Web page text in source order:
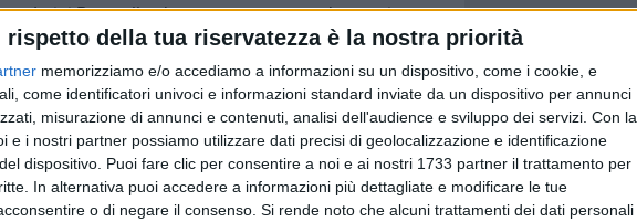
rispetto della tua riservatezza è la nostra priorità
memorizziamo e/o accediamo a informazioni su un dispositivo, come i cookie, e
come identificatori univoci e informazioni standard inviate da un dispositivo per annunci
misurazione di annunci e contenuti, analisi dell'audience e sviluppo dei servizi. Con la
e i nostri partner possiamo utilizzare dati precisi di geolocalizzazione e identificazione
dispositivo. Puoi fare clic per consentire a noi e ai nostri 1733 partner il trattamento per
In alternativa puoi accedere a informazioni più dettagliate e modificare le tue
o di negare il consenso. Si rende noto che alcuni trattamenti dei dati personali
Luigi Paparella che con perseveranza ha continuato
Metropolis una crescita esponenziale senza mai
e degli anziani è un popolo in declino"
della mission nei progetti di aiuto del gruppo